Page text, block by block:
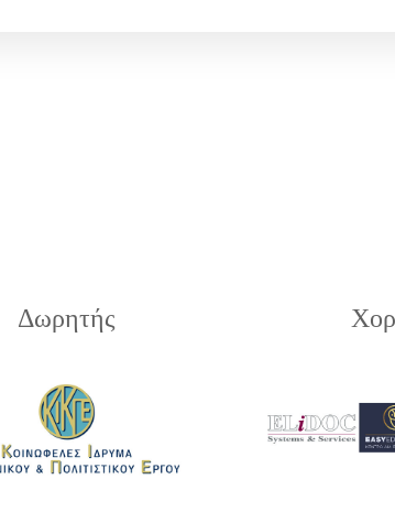
Δωρητής